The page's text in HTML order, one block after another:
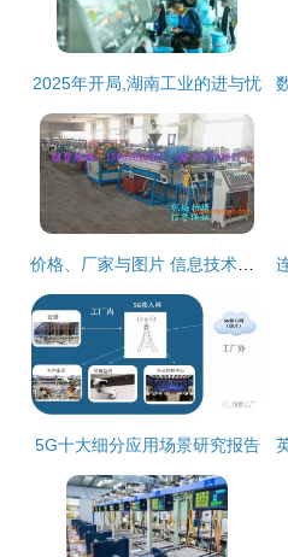
2025年开局,湖南工业的进与忧
5G十大细分应用场景研究报告